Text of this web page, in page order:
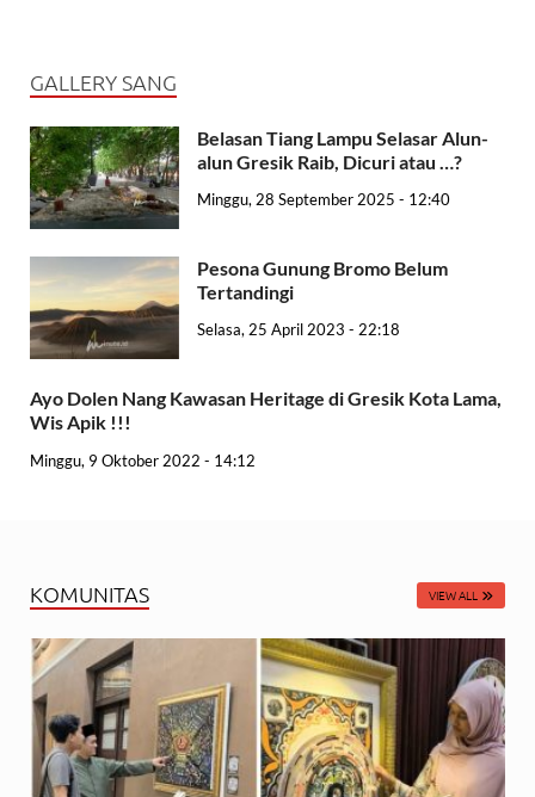
GALLERY SANG
Belasan Tiang Lampu Selasar Alun-
alun Gresik Raib, Dicuri atau …?
Minggu, 28 September 2025 - 12:40
Pesona Gunung Bromo Belum
Tertandingi
Selasa, 25 April 2023 - 22:18
Ayo Dolen Nang Kawasan Heritage di Gresik Kota Lama,
Wis Apik !!!
Minggu, 9 Oktober 2022 - 14:12
KOMUNITAS VIEW ALL